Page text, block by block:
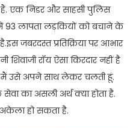
हैं. एक निडर और साहसी पुलिस
93 लापता लड़कियों को बचाने के
जबरदस्त प्रतिक्रिया पर आभार
शिवाजी रॉय ऐसा किरदार नहीं है
उसे अपने साथ लेकर चलती हूं.
का असली अर्थ क्या होता है.
हो सकता है.